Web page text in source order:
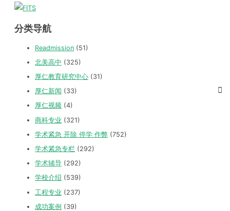
分类导航
Readmission (51)
北美高中 (325)
厚仁教育研究中心 (31)
厚仁新闻 (33)
厚仁视频 (4)
商科专业 (321)
学术紧急 开除 停学 作弊 (752)
学术紧急专栏 (292)
学术辅导 (292)
学校介绍 (539)
工程专业 (237)
成功案例 (39)